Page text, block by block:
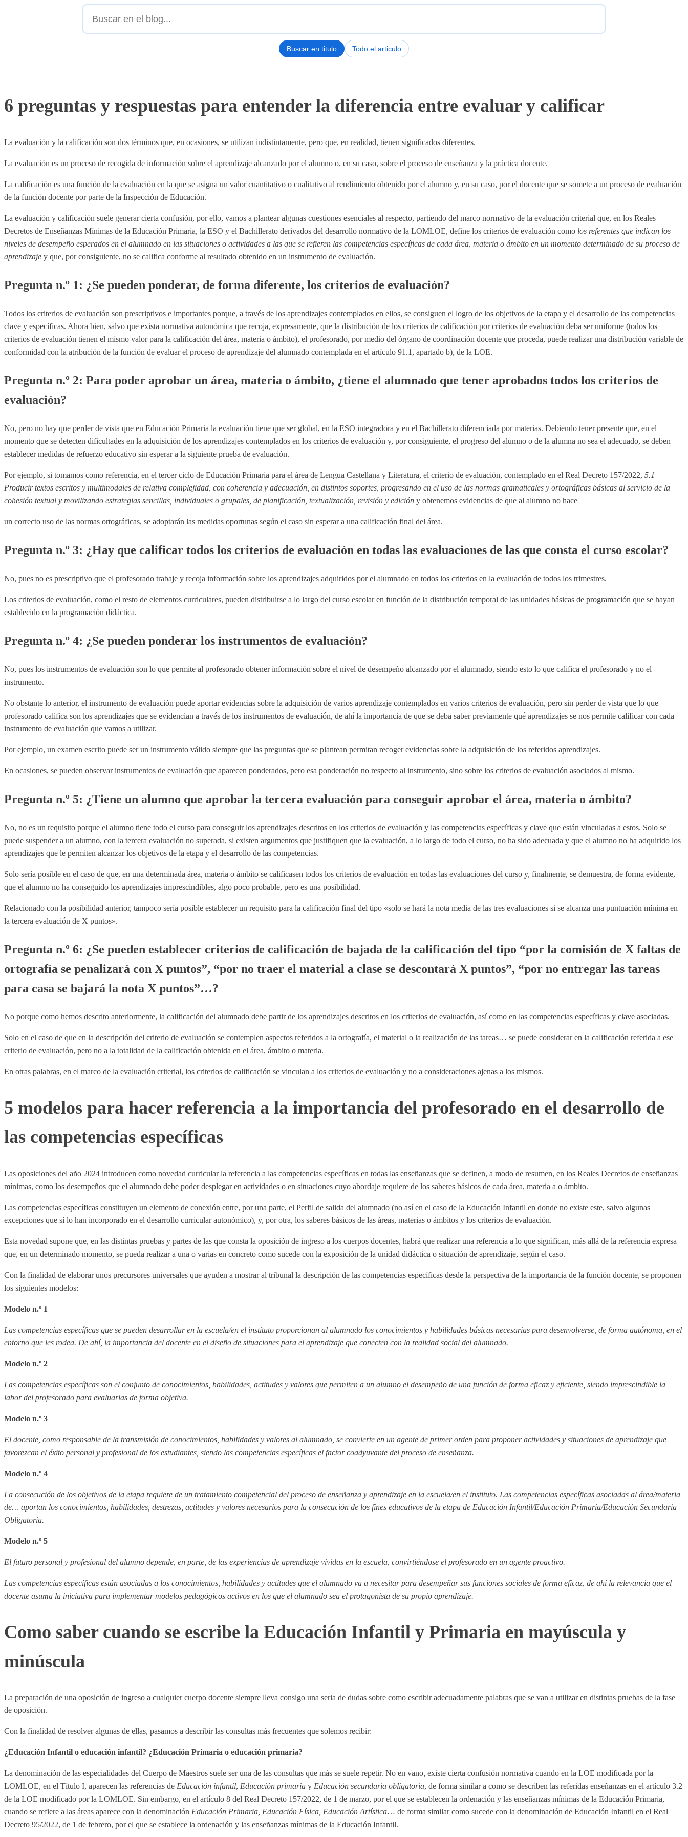
Buscar
el
Buscar en titulo Todo el articulo
6 preguntas y respuestas para entender la diferencia entre evaluar y calificar
La evaluación y la calificación son dos términos que, en ocasiones, se utilizan indistintamente, pero que, en realidad, tienen significados diferentes.
La evaluación es un proceso de recogida de información sobre el aprendizaje alcanzado por el alumno o, en su caso, sobre el proceso de enseñanza y la práctica docente.
La calificación es una función de la evaluación en la que se asigna un valor cuantitativo o cualitativo al rendimiento obtenido por el alumno y, en su caso, por el docente que se somete a un proceso de evaluación
de la función docente por parte de la Inspección de Educación.
La evaluación y calificación suele generar cierta confusión, por ello, vamos a plantear algunas cuestiones esenciales al respecto, partiendo del marco normativo de la evaluación criterial que, en los Reales
Decretos de Enseñanzas Mínimas de la Educación Primaria, la ESO y el Bachillerato derivados del desarrollo normativo de la LOMLOE, define los criterios de evaluación como los referentes que indican los
niveles de desempeño esperados en el alumnado en las situaciones o actividades a las que se refieren las competencias específicas de cada área, materia o ámbito en un momento determinado de su proceso de
aprendizaje y que, por consiguiente, no se califica conforme al resultado obtenido en un instrumento de evaluación.
Pregunta n.º 1: ¿Se pueden ponderar, de forma diferente, los criterios de evaluación?
Todos los criterios de evaluación son prescriptivos e importantes porque, a través de los aprendizajes contemplados en ellos, se consiguen el logro de los objetivos de la etapa y el desarrollo de las competencias
clave y específicas. Ahora bien, salvo que exista normativa autonómica que recoja, expresamente, que la distribución de los criterios de calificación por criterios de evaluación deba ser uniforme (todos los
criterios de evaluación tienen el mismo valor para la calificación del área, materia o ámbito), el profesorado, por medio del órgano de coordinación docente que proceda, puede realizar una distribución variable de
conformidad con la atribución de la función de evaluar el proceso de aprendizaje del alumnado contemplada en el artículo 91.1, apartado b), de la LOE.
Pregunta n.º 2: Para poder aprobar un área, materia o ámbito, ¿tiene el alumnado que tener aprobados todos los criterios de
evaluación?
No, pero no hay que perder de vista que en Educación Primaria la evaluación tiene que ser global, en la ESO integradora y en el Bachillerato diferenciada por materias. Debiendo tener presente que, en el
momento que se detecten dificultades en la adquisición de los aprendizajes contemplados en los criterios de evaluación y, por consiguiente, el progreso del alumno o de la alumna no sea el adecuado, se deben
establecer medidas de refuerzo educativo sin esperar a la siguiente prueba de evaluación.
Por ejemplo, si tomamos como referencia, en el tercer ciclo de Educación Primaria para el área de Lengua Castellana y Literatura, el criterio de evaluación, contemplado en el Real Decreto 157/2022, 5.1
Producir textos escritos y multimodales de relativa complejidad, con coherencia y adecuación, en distintos soportes, progresando en el uso de las normas gramaticales y ortográficas básicas al servicio de la
cohesión textual y movilizando estrategias sencillas, individuales o grupales, de planificación, textualización, revisión y edición y obtenemos evidencias de que al alumno no hace
un correcto uso de las normas ortográficas, se adoptarán las medidas oportunas según el caso sin esperar a una calificación final del área.
Pregunta n.º 3: ¿Hay que calificar todos los criterios de evaluación en todas las evaluaciones de las que consta el curso escolar?
No, pues no es prescriptivo que el profesorado trabaje y recoja información sobre los aprendizajes adquiridos por el alumnado en todos los criterios en la evaluación de todos los trimestres.
Los criterios de evaluación, como el resto de elementos curriculares, pueden distribuirse a lo largo del curso escolar en función de la distribución temporal de las unidades básicas de programación que se hayan
establecido en la programación didáctica.
Pregunta n.º 4: ¿Se pueden ponderar los instrumentos de evaluación?
No, pues los instrumentos de evaluación son lo que permite al profesorado obtener información sobre el nivel de desempeño alcanzado por el alumnado, siendo esto lo que califica el profesorado y no el
instrumento.
No obstante lo anterior, el instrumento de evaluación puede aportar evidencias sobre la adquisición de varios aprendizaje contemplados en varios criterios de evaluación, pero sin perder de vista que lo que
profesorado califica son los aprendizajes que se evidencian a través de los instrumentos de evaluación, de ahí la importancia de que se deba saber previamente qué aprendizajes se nos permite calificar con cada
instrumento de evaluación que vamos a utilizar.
Por ejemplo, un examen escrito puede ser un instrumento válido siempre que las preguntas que se plantean permitan recoger evidencias sobre la adquisición de los referidos aprendizajes.
En ocasiones, se pueden observar instrumentos de evaluación que aparecen ponderados, pero esa ponderación no respecto al instrumento, sino sobre los criterios de evaluación asociados al mismo.
Pregunta n.º 5: ¿Tiene un alumno que aprobar la tercera evaluación para conseguir aprobar el área, materia o ámbito?
No, no es un requisito porque el alumno tiene todo el curso para conseguir los aprendizajes descritos en los criterios de evaluación y las competencias específicas y clave que están vinculadas a estos. Solo se
puede suspender a un alumno, con la tercera evaluación no superada, si existen argumentos que justifiquen que la evaluación, a lo largo de todo el curso, no ha sido adecuada y que el alumno no ha adquirido los
aprendizajes que le permiten alcanzar los objetivos de la etapa y el desarrollo de las competencias.
Solo sería posible en el caso de que, en una determinada área, materia o ámbito se calificasen todos los criterios de evaluación en todas las evaluaciones del curso y, finalmente, se demuestra, de forma evidente,
que el alumno no ha conseguido los aprendizajes imprescindibles, algo poco probable, pero es una posibilidad.
Relacionado con la posibilidad anterior, tampoco sería posible establecer un requisito para la calificación final del tipo «solo se hará la nota media de las tres evaluaciones si se alcanza una puntuación mínima en
la tercera evaluación de X puntos».
Pregunta n.º 6: ¿Se pueden establecer criterios de calificación de bajada de la calificación del tipo “por la comisión de X faltas de
ortografía se penalizará con X puntos”, “por no traer el material a clase se descontará X puntos”, “por no entregar las tareas
para casa se bajará la nota X puntos”…?
No porque como hemos descrito anteriormente, la calificación del alumnado debe partir de los aprendizajes descritos en los criterios de evaluación, así como en las competencias específicas y clave asociadas.
Solo en el caso de que en la descripción del criterio de evaluación se contemplen aspectos referidos a la ortografía, el material o la realización de las tareas… se puede considerar en la calificación referida a ese
criterio de evaluación, pero no a la totalidad de la calificación obtenida en el área, ámbito o materia.
En otras palabras, en el marco de la evaluación criterial, los criterios de calificación se vinculan a los criterios de evaluación y no a consideraciones ajenas a los mismos.
5 modelos para hacer referencia a la importancia del profesorado en el desarrollo de
las competencias específicas
Las oposiciones del año 2024 introducen como novedad curricular la referencia a las competencias específicas en todas las enseñanzas que se definen, a modo de resumen, en los Reales Decretos de enseñanzas
mínimas, como los desempeños que el alumnado debe poder desplegar en actividades o en situaciones cuyo abordaje requiere de los saberes básicos de cada área, materia a o ámbito.
Las competencias específicas constituyen un elemento de conexión entre, por una parte, el Perfil de salida del alumnado (no así en el caso de la Educación Infantil en donde no existe este, salvo algunas
excepciones que sí lo han incorporado en el desarrollo curricular autonómico), y, por otra, los saberes básicos de las áreas, materias o ámbitos y los criterios de evaluación.
Esta novedad supone que, en las distintas pruebas y partes de las que consta la oposición de ingreso a los cuerpos docentes, habrá que realizar una referencia a lo que significan, más allá de la referencia expresa
que, en un determinado momento, se pueda realizar a una o varias en concreto como sucede con la exposición de la unidad didáctica o situación de aprendizaje, según el caso.
Con la finalidad de elaborar unos precursores universales que ayuden a mostrar al tribunal la descripción de las competencias específicas desde la perspectiva de la importancia de la función docente, se proponen
los siguientes modelos:
Modelo n.º 1
Las competencias específicas que se pueden desarrollar en la escuela/en el instituto proporcionan al alumnado los conocimientos y habilidades básicas necesarias para desenvolverse, de forma autónoma, en el
entorno que les rodea. De ahí, la importancia del docente en el diseño de situaciones para el aprendizaje que conecten con la realidad social del alumnado.
Modelo n.º 2
Las competencias específicas son el conjunto de conocimientos, habilidades, actitudes y valores que permiten a un alumno el desempeño de una función de forma eficaz y eficiente, siendo imprescindible la
labor del profesorado para evaluarlas de forma objetiva.
Modelo n.º 3
El docente, como responsable de la transmisión de conocimientos, habilidades y valores al alumnado, se convierte en un agente de primer orden para proponer actividades y situaciones de aprendizaje que
favorezcan el éxito personal y profesional de los estudiantes, siendo las competencias específicas el factor coadyuvante del proceso de enseñanza.
Modelo n.º 4
La consecución de los objetivos de la etapa requiere de un tratamiento competencial del proceso de enseñanza y aprendizaje en la escuela/en el instituto. Las competencias específicas asociadas al área/materia
de… aportan los conocimientos, habilidades, destrezas, actitudes y valores necesarios para la consecución de los fines educativos de la etapa de Educación Infantil/Educación Primaria/Educación Secundaria
Obligatoria.
Modelo n.º 5
El futuro personal y profesional del alumno depende, en parte, de las experiencias de aprendizaje vividas en la escuela, convirtiéndose el profesorado en un agente proactivo.
Las competencias específicas están asociadas a los conocimientos, habilidades y actitudes que el alumnado va a necesitar para desempeñar sus funciones sociales de forma eficaz, de ahí la relevancia que el
docente asuma la iniciativa para implementar modelos pedagógicos activos en los que el alumnado sea el protagonista de su propio aprendizaje.
Como saber cuando se escribe la Educación Infantil y Primaria en mayúscula y
minúscula
La preparación de una oposición de ingreso a cualquier cuerpo docente siempre lleva consigo una seria de dudas sobre como escribir adecuadamente palabras que se van a utilizar en distintas pruebas de la fase
de oposición.
Con la finalidad de resolver algunas de ellas, pasamos a describir las consultas más frecuentes que solemos recibir:
¿Educación Infantil o educación infantil? ¿Educación Primaria o educación primaria?
La denominación de las especialidades del Cuerpo de Maestros suele ser una de las consultas que más se suele repetir. No en vano, existe cierta confusión normativa cuando en la LOE modificada por la
LOMLOE, en el Título I, aparecen las referencias de Educación infantil, Educación primaria y Educación secundaria obligatoria, de forma similar a como se describen las referidas enseñanzas en el artículo 3.2
de la LOE modificado por la LOMLOE. Sin embargo, en el artículo 8 del Real Decreto 157/2022, de 1 de marzo, por el que se establecen la ordenación y las enseñanzas mínimas de la Educación Primaria,
cuando se refiere a las áreas aparece con la denominación Educación Primaria, Educación Física, Educación Artística… de forma similar como sucede con la denominación de Educación Infantil en el Real
Decreto 95/2022, de 1 de febrero, por el que se establece la ordenación y las enseñanzas mínimas de la Educación Infantil.